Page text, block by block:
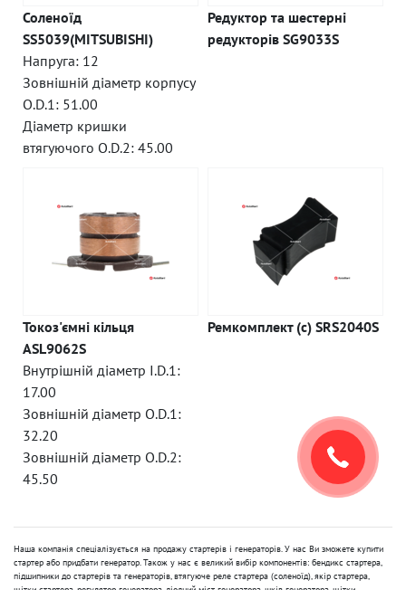
Соленоїд
SS5039(MITSUBISHI)
Напруга: 12
Зовнішній діаметр корпусу
O.D.1: 51.00
Діаметр кришки
втягуючого O.D.2: 45.00
Редуктор та шестерні
редукторів SG9033S
Токоз'ємні кільця
ASL9062S
Внутрішній діаметр I.D.1:
17.00
Зовнішній діаметр O.D.1:
32.20
Зовнішній діаметр O.D.2:
45.50
Ремкомплект (c) SRS2040S
Наша компанія спеціалізується на продажу стартерів і генераторів. У нас Ви зможете купити
стартер або придбати генератор. Також у нас є великий вибір компонентів: бендикс стартера,
підшипники до стартерів та генераторів, втягуюче реле стартера (соленоїд), якір стартера,